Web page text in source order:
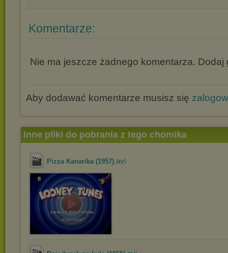
Komentarze:
Nie ma jeszcze żadnego komentarza. Dodaj
Aby dodawać komentarze musisz się
Inne pliki do pobrania z tego chomika
Pizza Kanarika (1957).avi